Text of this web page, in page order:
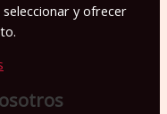
y ofrecer